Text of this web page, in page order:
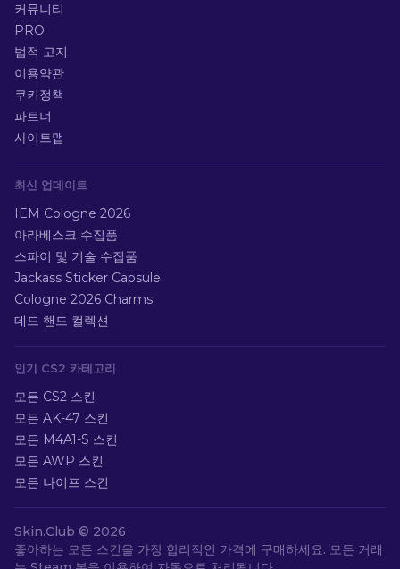
커뮤니티
PRO
법적 고지
이용약관
쿠키정책
파트너
사이트맵
최신 업데이트
IEM Cologne 2026
아라베스크 수집품
스파이 및 기술 수집품
Jackass Sticker Capsule
Cologne 2026 Charms
데드 핸드 컬렉션
인기 CS2 카테고리
모든 CS2 스킨
모든 AK-47 스킨
모든 M4A1-S 스킨
모든 AWP 스킨
모든 나이프 스킨
Skin.Club © 2026
좋아하는 모든 스킨을 가장 합리적인 가격에 구매하세요. 모든 거래